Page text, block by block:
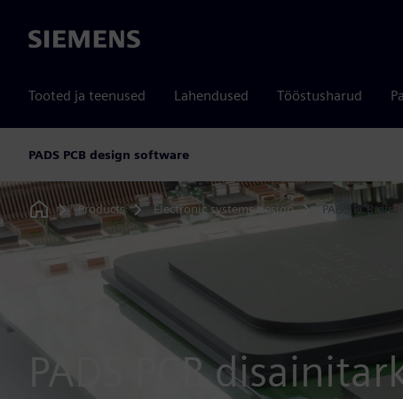
Siemens
Tooted ja teenused Lahendused Tööstusharud
PADS PCB design software
Home
Products Electronic systems design PADS PCB
PADS PCB